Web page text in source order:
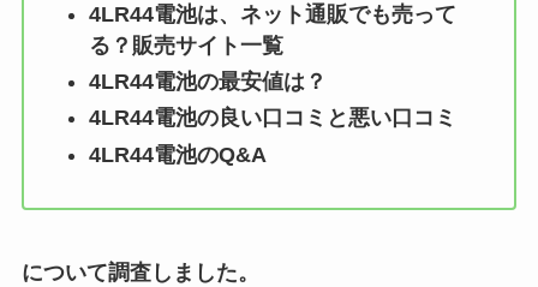
4LR44電池は、ネット通販でも売って
る？販売サイト一覧
4LR44電池の最安値は？
4LR44電池の良い口コミと悪い口コミ
4LR44電池のQ&A
について調査しました。